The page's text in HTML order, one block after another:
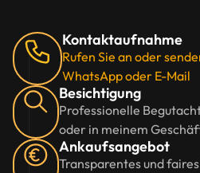
Kontaktaufnahme
Rufen Sie an oder
WhatsApp oder E-Mail
Besichtigung
Professionelle
oder in meinem
Ankaufsangebot
Transparentes und